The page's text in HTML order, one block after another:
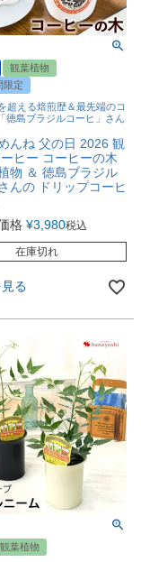
観葉植物
限定
超える焙煎歴＆最先端のコ
徳島ブラジルコーヒ」さん
んね 父の日 2026 観
ヒー コーヒーの木
物 ＆ 徳島ブラジル
んの ドリップコーヒ
格 ¥3,980税込
在庫切れ
る
観葉植物